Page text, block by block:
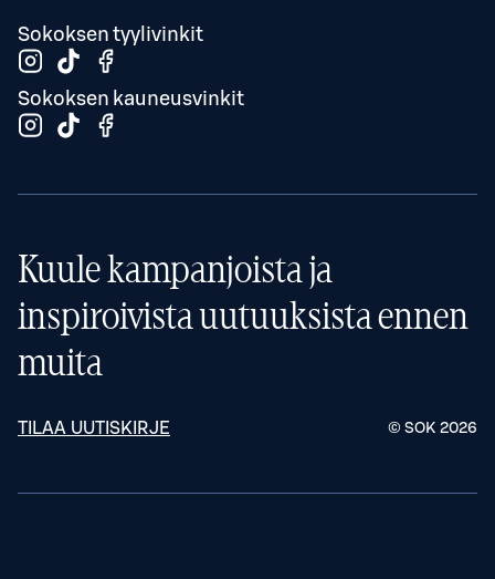
Sokoksen tyylivinkit
Sokoksen kauneusvinkit
Kuule kampanjoista ja
inspiroivista uutuuksista ennen
muita
TILAA UUTISKIRJE © SOK 2026